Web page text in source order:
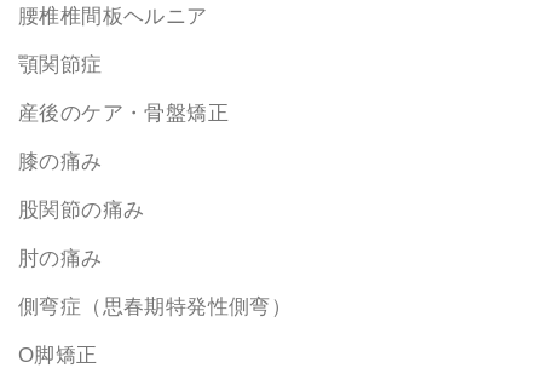
腰椎椎間板ヘルニア
顎関節症
産後のケア・骨盤矯正
膝の痛み
股関節の痛み
肘の痛み
側弯症（思春期特発性側弯）
O脚矯正